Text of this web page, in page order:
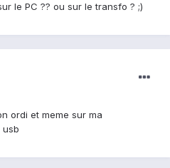
le PC ?? ou sur le transfo ? ;)
ordi et meme sur ma
usb